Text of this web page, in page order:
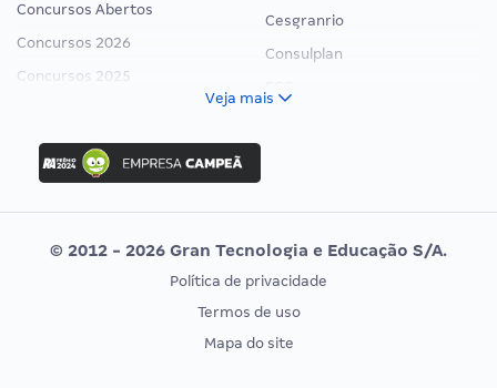
Concursos Abertos
Concursos 2026
Concursos 2025
Concurso Ibama
Concurso MPU
Editais publicados
Cesgranrio
Consulplan
Vunesp
CONCURSOS POR PROFISSÃO
EXAME DE ORDEM
Veja mais
© 2012 - 2026 Gran Tecnologia e Educação S/A.
Política de privacidade
Termos de uso
Mapa do site